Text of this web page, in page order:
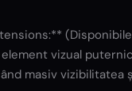
element vizual
masiv vizibilitatea